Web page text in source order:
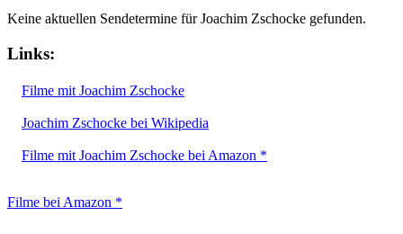
Keine aktuellen Sendetermine für Joachim Zschocke gefunden.
Links:
Filme mit Joachim Zschocke
Joachim Zschocke bei Wikipedia
Filme mit Joachim Zschocke bei Amazon *
Filme bei Amazon *